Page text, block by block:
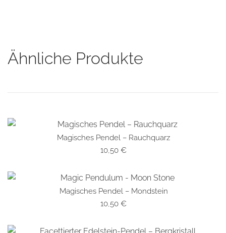
Ähnliche Produkte
SCHNELLANSICHT
Magisches Pendel – Rauchquarz
10,50 €
SCHNELLANSICHT
Magisches Pendel – Mondstein
10,50 €